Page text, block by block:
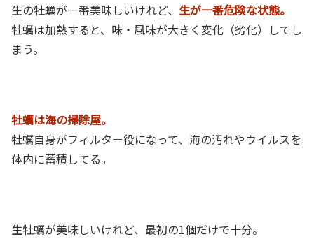
生の牡蠣が一番美味しいけれど、 生が一番危険な状態。
牡蠣は加熱すると、味・風味が大きく変化（劣化）してし
まう。
牡蠣は海の掃除屋。
牡蠣自身がフィルター役になって、海の汚れやウイルスを
体内に蓄積してる。
生牡蠣が美味しいけれど、最初の1個だけで十分。